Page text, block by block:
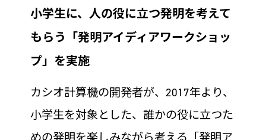
小学生に、人の役に立つ発明を考えて
もらう「発明アイディアワークショッ
プ」を実施
カシオ計算機の開発者が、2017年より、
小学生を対象とした、誰かの役に立つた